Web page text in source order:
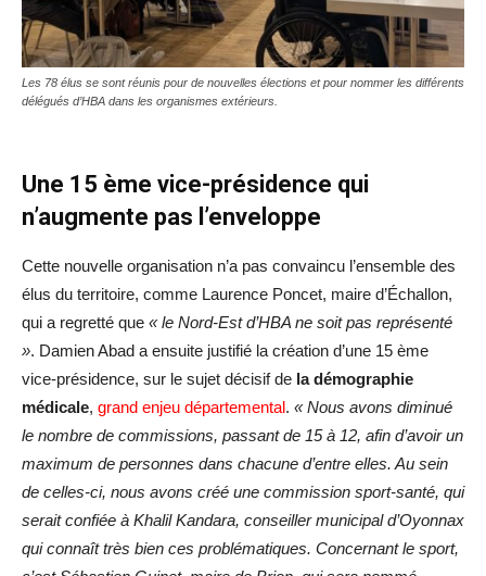
Les 78 élus se sont réunis pour de nouvelles élections et pour nommer les différents
délégués d’HBA dans les organismes extérieurs.
Une 15 ème vice-présidence qui
n’augmente pas l’enveloppe
Cette nouvelle organisation n’a pas convaincu l’ensemble des
élus du territoire, comme Laurence Poncet, maire d’Échallon,
qui a regretté que « le Nord-Est d’HBA ne soit pas représenté
». Damien Abad a ensuite justifié la création d’une 15 ème
vice-présidence, sur le sujet décisif de la démographie
médicale, grand enjeu départemental. « Nous avons diminué
le nombre de commissions, passant de 15 à 12, afin d’avoir un
maximum de personnes dans chacune d’entre elles. Au sein
de celles-ci, nous avons créé une commission sport-santé, qui
serait confiée à Khalil Kandara, conseiller municipal d’Oyonnax
qui connaît très bien ces problématiques. Concernant le sport,